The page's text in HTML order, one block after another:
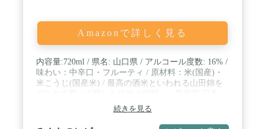
Amazonで詳しく見る
内容量:720ml / 県名: 山口県 / アルコール度数: 16% /
味わい：中辛口・フルーティ / 原材料：米(国産)・
米こうじ(国産米) / 最高の酒米といわれる山田錦を
続きを見る